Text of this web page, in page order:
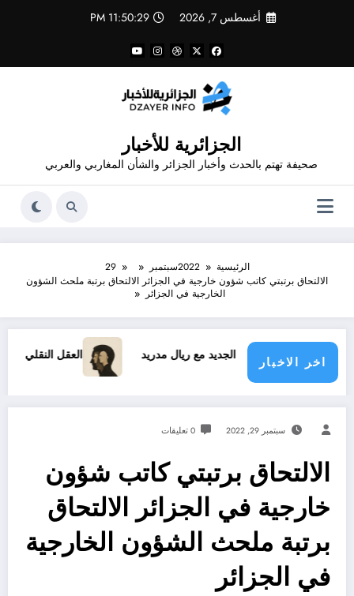
أغسطس 7, 2026 11:50:29 PM
الجزائرية للأخبار
صحيفة تهتم بالحدث وأخبار الجزائر والشأن المغاربي والعربي
الرئيسية 2022سبتمبر
29
الالتحاق برتبتي كاتب شؤون خارجية في الجزائر الالتحاق برتبة ملحث الشؤون
الخارجية في الجزائر
اخر الاخبار
عقد فينيسيوس الجديد مع ريال مدريد العقل النقلي لا يبدع
سبتمبر 29, 2022 0 تعليقات
الالتحاق برتبتي كاتب شؤون
خارجية في الجزائر الالتحاق
برتبة ملحث الشؤون الخارجية
في الجزائر